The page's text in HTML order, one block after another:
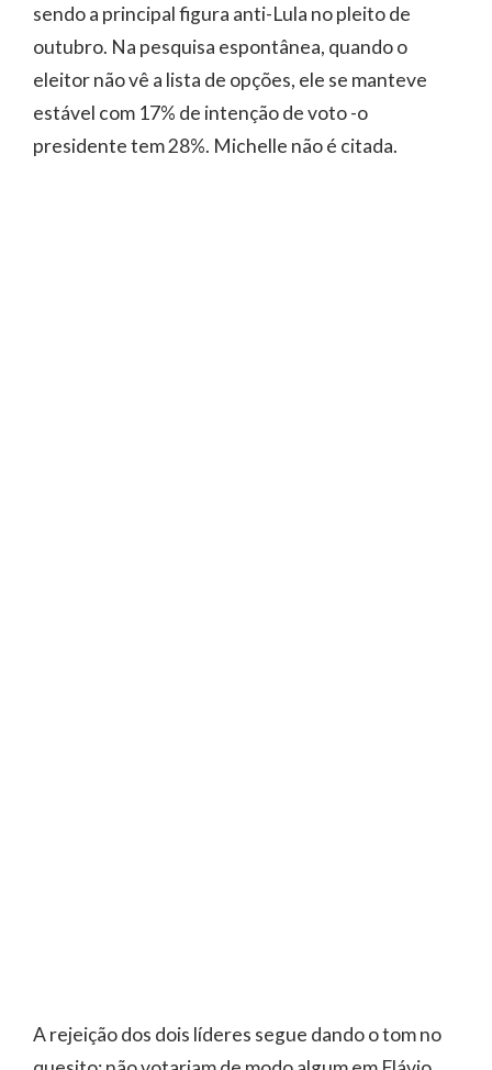
sendo a principal figura anti-Lula no pleito de
outubro. Na pesquisa espontânea, quando o
eleitor não vê a lista de opções, ele se manteve
estável com 17% de intenção de voto -o
presidente tem 28%. Michelle não é citada.
A rejeição dos dois líderes segue dando o tom no